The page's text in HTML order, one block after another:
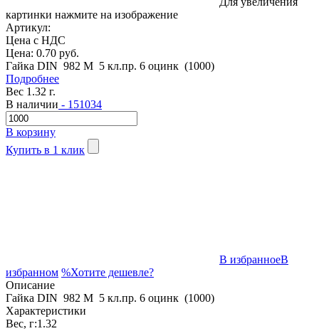
картинки нажмите на изображение
Артикул:
Цена с НДС
Цена: 0.70 руб.
Гайка DIN 982 M 5 кл.пр. 6 оцинк (1000)
Подробнее
Вес 1.32 г.
В наличии - 151034
В корзину
Купить в 1 клик
В избранноеВ
избранном %Хотите дешевле?
Описание
Гайка DIN 982 M 5 кл.пр. 6 оцинк (1000)
Характеристики
Вес, г:1.32